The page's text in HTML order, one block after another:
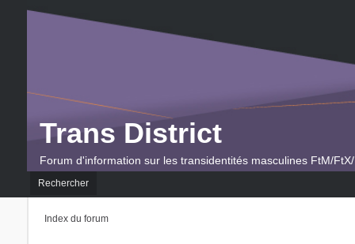
Trans District
Forum d'information sur les transidentités masculines FtM/
Rechercher
Index du forum